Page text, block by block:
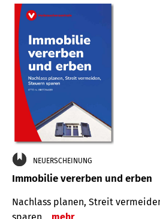
NEUERSCHEINUNG
Immobilie vererben und erben
Nachlass planen, Streit